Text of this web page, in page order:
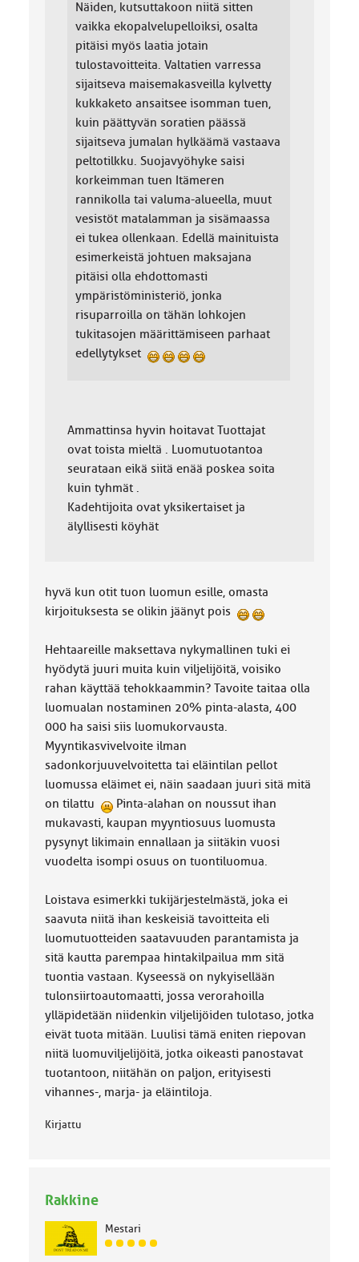
Näiden, kutsuttakoon niitä sitten
vaikka ekopalvelupelloiksi, osalta
pitäisi myös laatia jotain
tulostavoitteita. Valtatien varressa
sijaitseva maisemakasveilla kylvetty
kukkaketo ansaitsee isomman tuen,
kuin päättyvän soratien päässä
sijaitseva jumalan hylkäämä vastaava
peltotilkku. Suojavyöhyke saisi
korkeimman tuen Itämeren
rannikolla tai valuma-alueella, muut
vesistöt matalamman ja sisämaassa
ei tukea ollenkaan. Edellä mainituista
esimerkeistä johtuen maksajana
pitäisi olla ehdottomasti
ympäristöministeriö, jonka
risuparroilla on tähän lohkojen
tukitasojen määrittämiseen parhaat
edellytykset
Ammattinsa hyvin hoitavat Tuottajat
ovat toista mieltä . Luomutuotantoa
seurataan eikä siitä enää poskea soita
kuin tyhmät .
Kadehtijoita ovat yksikertaiset ja
älyllisesti köyhät
hyvä kun otit tuon luomun esille, omasta
kirjoituksesta se olikin jäänyt pois
Hehtaareille maksettava nykymallinen tuki ei
hyödytä juuri muita kuin viljelijöitä, voisiko
rahan käyttää tehokkaammin? Tavoite taitaa olla
luomualan nostaminen 20% pinta-alasta, 400
000 ha saisi siis luomukorvausta.
Myyntikasvivelvoite ilman
sadonkorjuuvelvoitetta tai eläintilan pellot
luomussa eläimet ei, näin saadaan juuri sitä mitä
on tilattu
Pinta-alahan on noussut ihan
mukavasti, kaupan myyntiosuus luomusta
pysynyt likimain ennallaan ja siitäkin vuosi
vuodelta isompi osuus on tuontiluomua.
Loistava esimerkki tukijärjestelmästä, joka ei
saavuta niitä ihan keskeisiä tavoitteita eli
luomutuotteiden saatavuuden parantamista ja
sitä kautta parempaa hintakilpailua mm sitä
tuontia vastaan. Kyseessä on nykyisellään
tulonsiirtoautomaatti, jossa verorahoilla
ylläpidetään niidenkin viljelijöiden tulotaso, jotka
eivät tuota mitään. Luulisi tämä eniten riepovan
niitä luomuviljelijöitä, jotka oikeasti panostavat
tuotantoon, niitähän on paljon, erityisesti
vihannes-, marja- ja eläintiloja.
Kirjattu
Rakkine
Mestari
J